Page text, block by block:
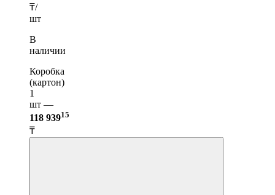
₸/
шт
В
наличии
Коробка
(картон)
1
шт —
118 93915
₸